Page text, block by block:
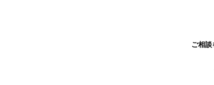
ご相談